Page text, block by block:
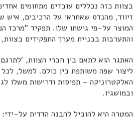
בצוות כזה נכללים עובדים מתחומים
זיווד, מהנדס שאחראי על הרכיבים, איש
המוצר על-פי גישתו שלו. תפקיד "מרכז
והתערבות בבניית מערך התפקידים
האתגר הוא לתאם בין חברי הצוות,
ליצור שפה משותפת בין כולם. למשל,
האלקטרוניקה – תפיסות ודרישות משלו
ובמושגיו.
המטרה היא להוביל להבנה הדדית על-ידי: